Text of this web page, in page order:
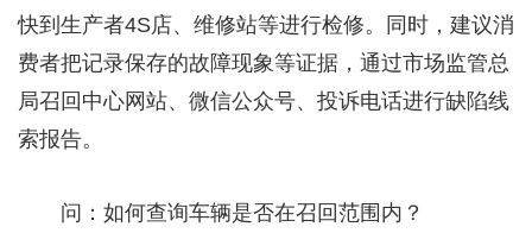
快到生产者4S店、维修站等进行检修。同时，建议消
费者把记录保存的故障现象等证据，通过市场监管总
局召回中心网站、微信公众号、投诉电话进行缺陷线
索报告。
问：如何查询车辆是否在召回范围内？